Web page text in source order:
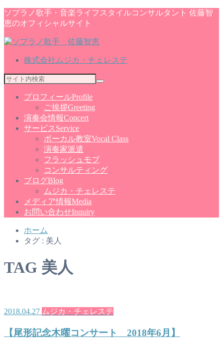
ソプラノ歌手・音楽ライフスタイルコンサルタント 佐藤智
恵のオフィシャルサイト
株式会社ムジカ・チェレステ
プロフィールProfile
ご挨拶Greeting
演奏会情報Concert
サービス Service
ボーカル教室Vocal Class
演奏家派遣
フラッシュモブ
コンサルティング
ブログBlog
ムジカ・チェレステ
メディア情報Media
お問い合わせInquiry
ホーム
タグ : 美人
TAG 美人
2018.04.27 ムジカ・チェレステ
【尾形記念木曜コンサート 2018年6月】